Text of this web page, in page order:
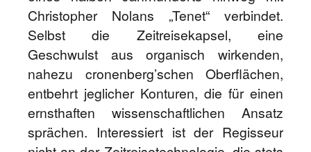
Christopher Nolans „Tenet“ verbindet.
Selbst die Zeitreisekapsel, eine
Geschwulst aus organisch wirkenden,
nahezu cronenberg’schen Oberflächen,
entbehrt jeglicher Konturen, die für einen
ernsthaften wissenschaftlichen Ansatz
sprächen. Interessiert ist der Regisseur